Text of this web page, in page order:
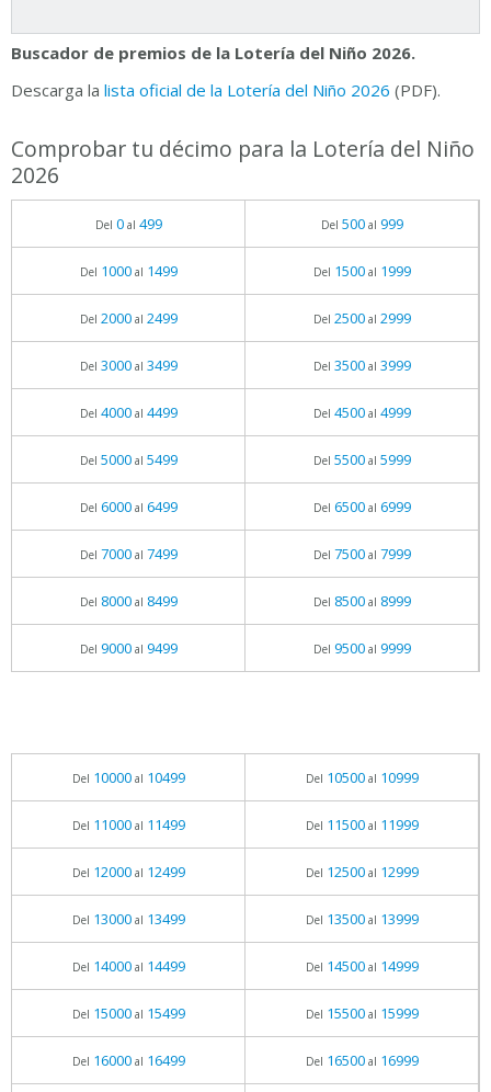
Buscador de premios de la Lotería del Niño 2026.
Descarga la lista oficial de la Lotería del Niño 2026 (PDF).
Comprobar tu décimo para la Lotería del Niño
2026
Del 0al 499 Del 500al 999
Del 1000al 1499 Del 1500al 1999
Del 2000al 2499 Del 2500al 2999
Del 3000al 3499 Del 3500al 3999
Del 4000al 4499 Del 4500al 4999
Del 5000al 5499 Del 5500al 5999
Del 6000al 6499 Del 6500al 6999
Del 7000al 7499 Del 7500al 7999
Del 8000al 8499 Del 8500al 8999
Del 9000al 9499 Del 9500al 9999
Del 10000al 10499 Del 10500al 10999
Del 11000al 11499 Del 11500al 11999
Del 12000al 12499 Del 12500al 12999
Del 13000al 13499 Del 13500al 13999
Del 14000al 14499 Del 14500al 14999
Del 15000al 15499 Del 15500al 15999
Del 16000al 16499 Del 16500al 16999